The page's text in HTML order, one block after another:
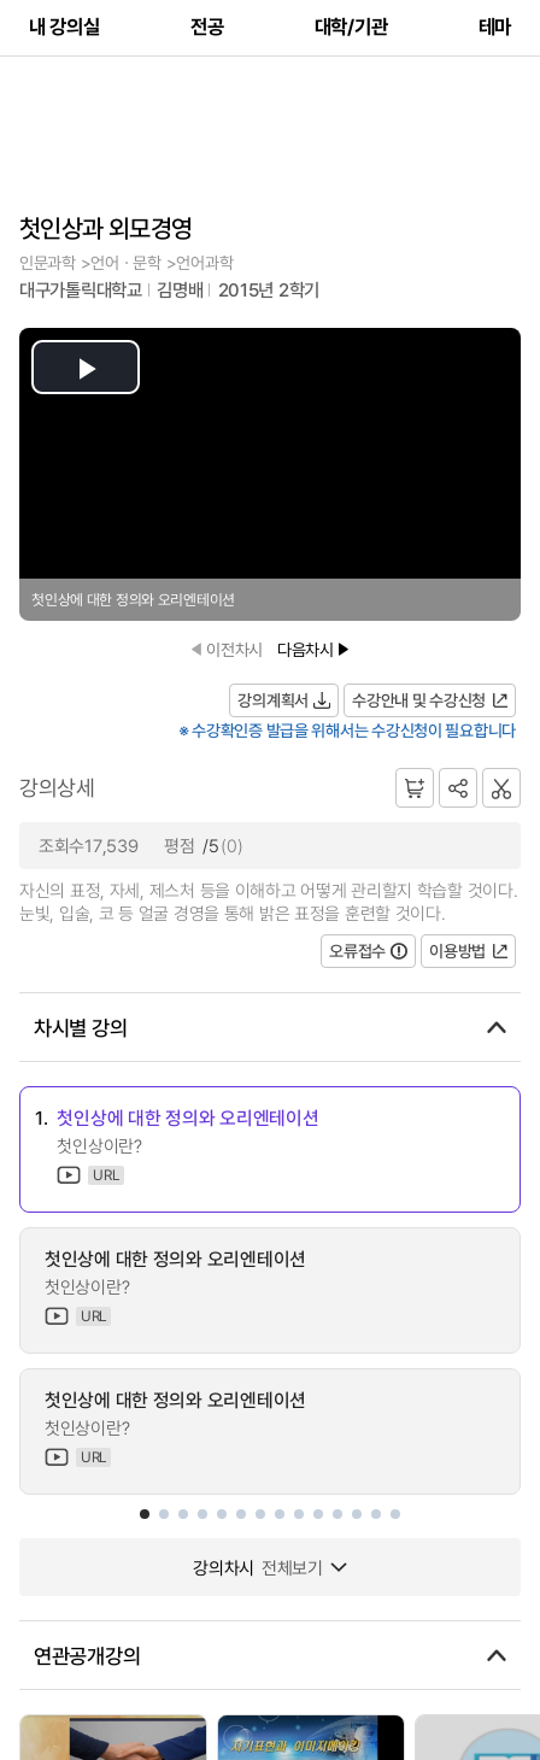
내 강의실 전공 대학/기관 테마
첫인상과 외모경영
인문과학 >언어ㆍ문학 >언어과학
대구가톨릭대학교 김명배 2015년 2학기
Play
첫인상에 대한 정의와 오리엔테이션
이전차시 다음차시
강의계획서
수강안내 및 수강신청
※ 수강확인증 발급을 위해서는 수강신청이 필요합니다
강의상세
조회수17,539 평점 /5(0)
자신의 표정, 자세, 제스처 등을 이해하고 어떻게 관리할지 학습할 것이다.
눈빛, 입술, 코 등 얼굴 경영을 통해 밝은 표정을 훈련할 것이다.
오류접수
이용방법
차시별 강의
1. 첫인상에 대한 정의와 오리엔테이션
첫인상이란?
URL
첫인상에 대한 정의와 오리엔테이션
첫인상이란?
URL
첫인상에 대한 정의와 오리엔테이션
첫인상이란?
URL
강의차시 전체보기
연관공개강의